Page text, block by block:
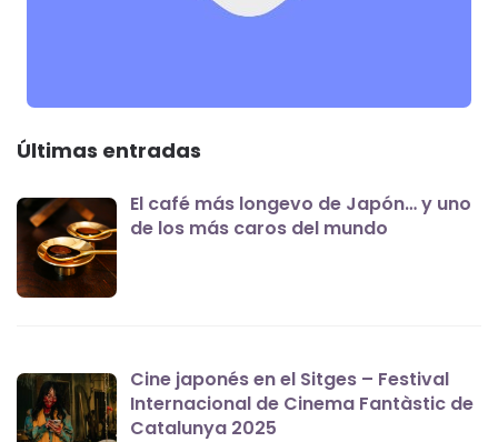
Últimas entradas
El café más longevo de Japón… y uno
de los más caros del mundo
Cine japonés en el Sitges – Festival
Internacional de Cinema Fantàstic de
Catalunya 2025